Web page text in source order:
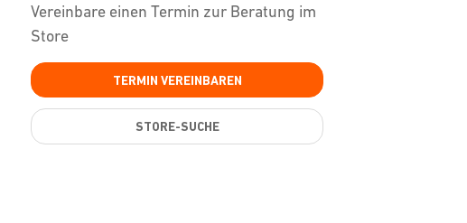
Vereinbare einen Termin zur Beratung im
Store
TERMIN VEREINBAREN
STORE-SUCHE